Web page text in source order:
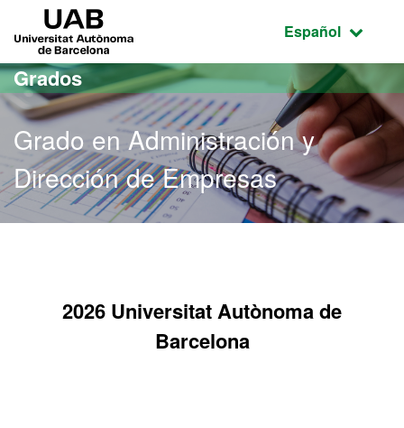
Acceso al contenido principal
Acceso a la navegación de la página
Idioma
Español
Grados
Grado en Administración y
Dirección de Empresas
2026 Universitat Autònoma de
Barcelona